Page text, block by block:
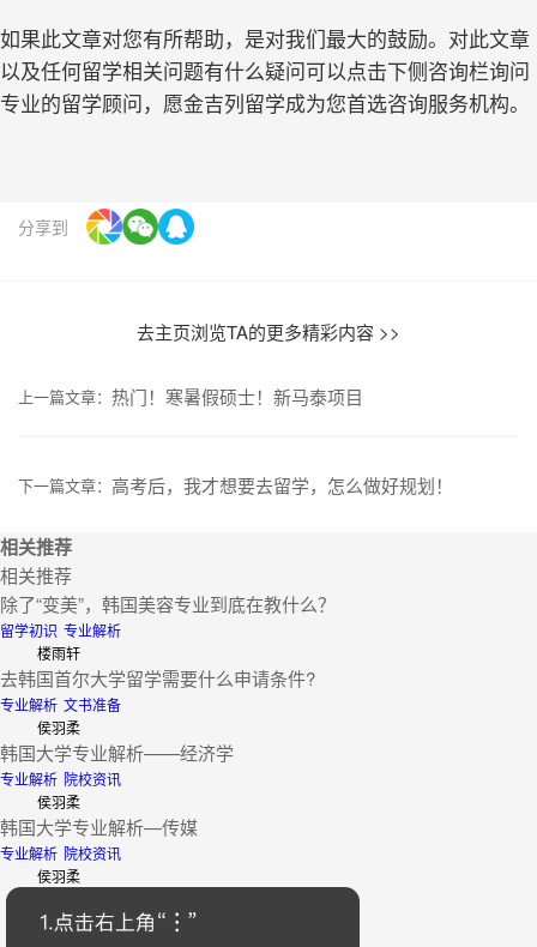
如果此文章对您有所帮助，是对我们最大的鼓励。对此文章
以及任何留学相关问题有什么疑问可以点击下侧咨询栏询问
专业的留学顾问，愿金吉列留学成为您首选咨询服务机构。
分享到
去主页浏览TA的更多精彩内容 >>
上一篇文章： 热门！寒暑假硕士！新马泰项目
下一篇文章： 高考后，我才想要去留学，怎么做好规划！
相关推荐
相关推荐
除了“变美”，韩国美容专业到底在教什么？
留学初识 专业解析
楼雨轩
去韩国首尔大学留学需要什么申请条件?
专业解析 文书准备
侯羽柔
韩国大学专业解析——经济学
专业解析 院校资讯
侯羽柔
韩国大学专业解析—传媒
专业解析 院校资讯
侯羽柔